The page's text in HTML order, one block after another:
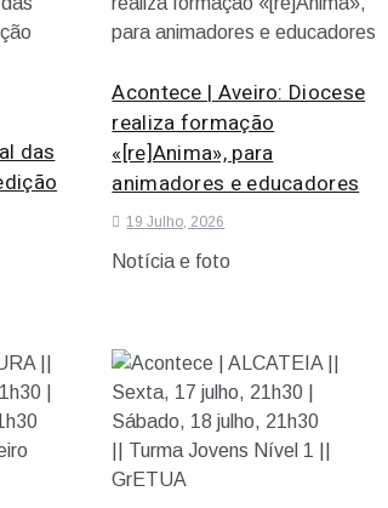
das
Acontece | Aveiro: Diocese
realiza formação
«[re]Anima», para
animadores e educadores
19 Julho, 2026
Notícia e foto